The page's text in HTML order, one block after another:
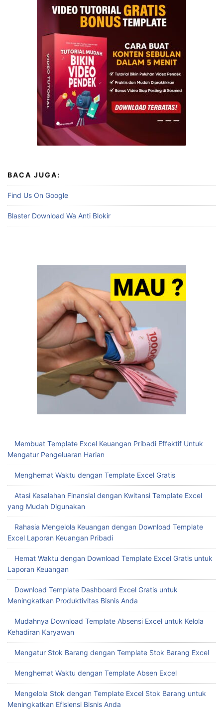
BACA JUGA:
Find Us On Google
Blaster Download Wa Anti Blokir
Membuat Template Excel Keuangan Pribadi Effektif Untuk
Mengatur Pengeluaran Harian
Menghemat Waktu dengan Template Excel Gratis
Atasi Kesalahan Finansial dengan Kwitansi Template Excel
yang Mudah Digunakan
Rahasia Mengelola Keuangan dengan Download Template
Excel Laporan Keuangan Pribadi
Hemat Waktu dengan Download Template Excel Gratis untuk
Laporan Keuangan
Download Template Dashboard Excel Gratis untuk
Meningkatkan Produktivitas Bisnis Anda
Mudahnya Download Template Absensi Excel untuk Kelola
Kehadiran Karyawan
Mengatur Stok Barang dengan Template Stok Barang Excel
Menghemat Waktu dengan Template Absen Excel
Mengelola Stok dengan Template Excel Stok Barang untuk
Meningkatkan Efisiensi Bisnis Anda